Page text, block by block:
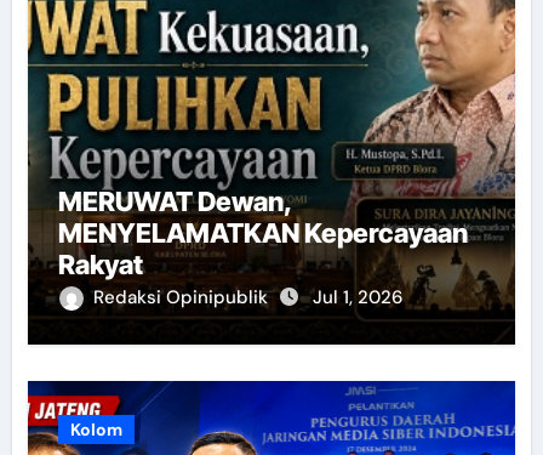
MERUWAT Dewan,
MENYELAMATKAN Kepercayaan
Rakyat
Redaksi Opinipublik Jul 1, 2026
Kolom